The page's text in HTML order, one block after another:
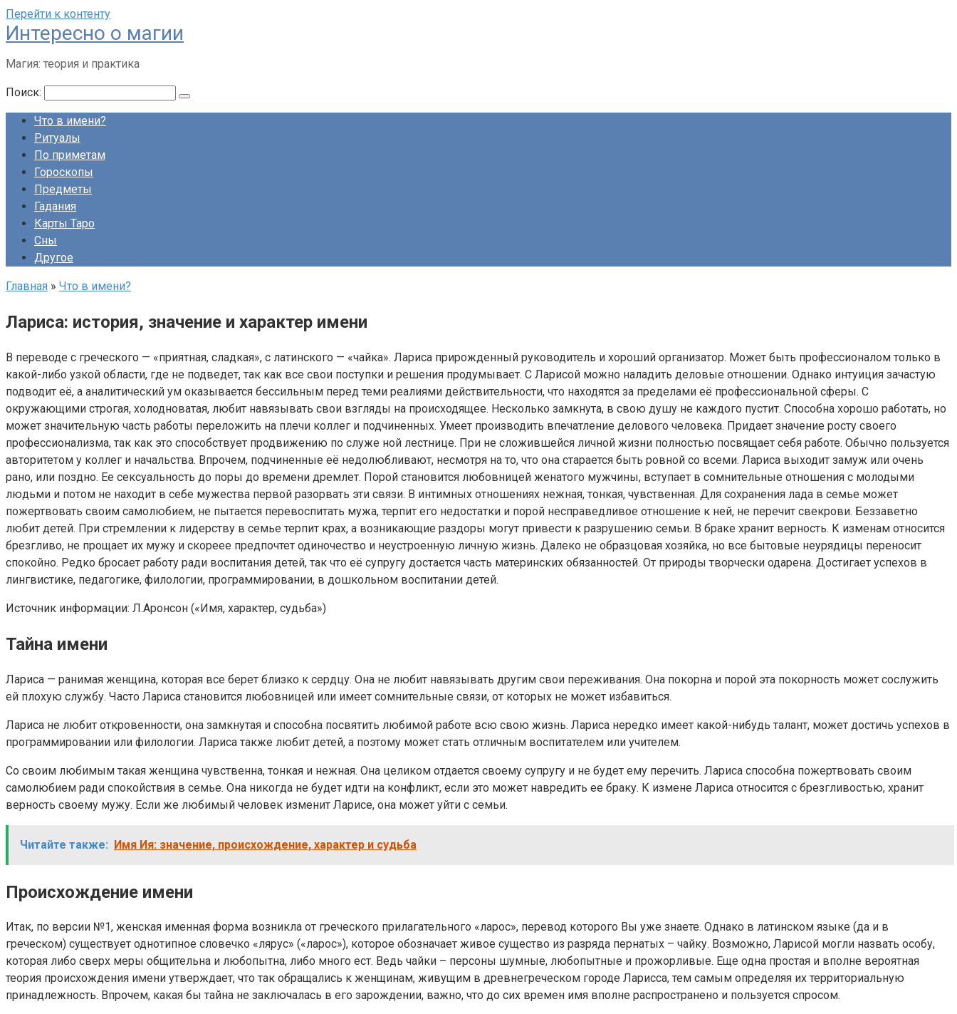
Перейти к контенту
Интересно о магии
Магия: теория и практика
Поиск:
Что в имени?
Ритуалы
По приметам
Гороскопы
Предметы
Гадания
Карты Таро
Сны
Другое
Главная » Что в имени?
Лариса: история, значение и характер имени
В переводе с греческого — «приятная, сладкая», с латинского — «чайка». Лариса прирожденный руководитель и хороший организатор. Может быть профессионалом только в
какой-либо узкой области, где не подведет, так как все свои поступки и решения продумывает. С Ларисой можно наладить деловые отношении. Однако интуиция зачастую
подводит её, а аналитический ум оказывается бессильным перед теми реалиями действительности, что находятся за пределами её профессиональной сферы. С
окружающими строгая, холодноватая, любит навязывать свои взгляды на происходящее. Несколько замкнута, в свою душу не каждого пустит. Способна хорошо работать, но
может значительную часть работы переложить на плечи коллег и подчиненных. Умеет производить впечатление делового человека. Придает значение росту своего
профессионализма, так как это способствует продвижению по служе ной лестнице. При не сложившейся личной жизни полностью посвящает себя работе. Обычно пользуется
авторитетом у коллег и начальства. Впрочем, подчиненные её недолюбливают, несмотря на то, что она старается быть ровной со всеми. Лариса выходит замуж или очень
рано, или поздно. Ее сексуальность до поры до времени дремлет. Порой становится любовницей женатого мужчины, вступает в сомнительные отношения с молодыми
людьми и потом не находит в себе мужества первой разорвать эти связи. В интимных отношениях нежная, тонкая, чувственная. Для сохранения лада в семье может
пожертвовать своим самолюбием, не пытается перевоспитать мужа, терпит его недостатки и порой несправедливое отношение к ней, не перечит свекрови. Беззаветно
любит детей. При стремлении к лидерству в семье терпит крах, а возникающие раздоры могут привести к разрушению семьи. В браке хранит верность. К изменам относится
брезгливо, не прощает их мужу и скореее предпочтет одиночество и неустроенную личную жизнь. Далеко не образцовая хозяйка, но все бытовые неурядицы переносит
спокойно. Редко бросает работу ради воспитания детей, так что её супругу достается часть материнских обязанностей. От природы творчески одарена. Достигает успехов в
лингвистике, педагогике, филологии, программировании, в дошкольном воспитании детей.
Источник информации: Л.Аронсон («Имя, характер, судьба»)
Тайна имени
Лариса — ранимая женщина, которая все берет близко к сердцу. Она не любит навязывать другим свои переживания. Она покорна и порой эта покорность может сослужить
ей плохую службу. Часто Лариса становится любовницей или имеет сомнительные связи, от которых не может избавиться.
Лариса не любит откровенности, она замкнутая и способна посвятить любимой работе всю свою жизнь. Лариса нередко имеет какой-нибудь талант, может достичь успехов в
программировании или филологии. Лариса также любит детей, а поэтому может стать отличным воспитателем или учителем.
Со своим любимым такая женщина чувственна, тонкая и нежная. Она целиком отдается своему супругу и не будет ему перечить. Лариса способна пожертвовать своим
самолюбием ради спокойствия в семье. Она никогда не будет идти на конфликт, если это может навредить ее браку. К измене Лариса относится с брезгливостью, хранит
верность своему мужу. Если же любимый человек изменит Ларисе, она может уйти с семьи.
Читайте также: Имя Ия: значение, происхождение, характер и судьба
Происхождение имени
Итак, по версии №1, женская именная форма возникла от греческого прилагательного «ларос», перевод которого Вы уже знаете. Однако в латинском языке (да и в
греческом) существует однотипное словечко «лярус» («ларос»), которое обозначает живое существо из разряда пернатых – чайку. Возможно, Ларисой могли назвать особу,
которая либо сверх меры общительна и любопытна, либо много ест. Ведь чайки – персоны шумные, любопытные и прожорливые. Еще одна простая и вполне вероятная
теория происхождения имени утверждает, что так обращались к женщинам, живущим в древнегреческом городе Ларисса, тем самым определяя их территориальную
принадлежность. Впрочем, какая бы тайна не заключалась в его зарождении, важно, что до сих времен имя вполне распространено и пользуется спросом.